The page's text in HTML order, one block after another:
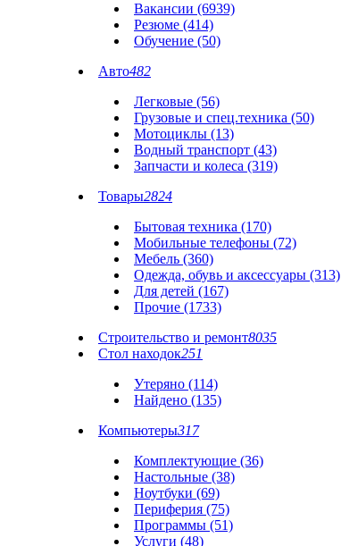
Вакансии (6939)
Резюме (414)
Обучение (50)
Авто482
Легковые (56)
Грузовые и спец.техника (50)
Мотоциклы (13)
Водный транспорт (43)
Запчасти и колеса (319)
Товары2824
Бытовая техника (170)
Мобильные телефоны (72)
Мебель (360)
Одежда, обувь и аксессуары (313)
Для детей (167)
Прочие (1733)
Строительство и ремонт8035
Стол находок251
Утеряно (114)
Найдено (135)
Компьютеры317
Комплектующие (36)
Настольные (38)
Ноутбуки (69)
Периферия (75)
Программы (51)
Услуги (48)